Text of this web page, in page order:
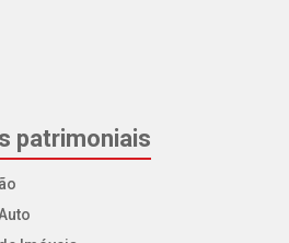
patrimoniais